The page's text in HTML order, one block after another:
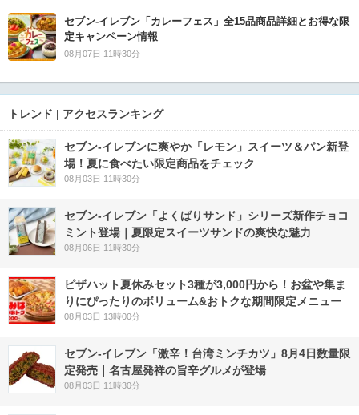
セブン‐イレブン「カレーフェス」全15品商品詳細とお得な限
定キャンペーン情報
08月07日 11時30分
トレンド | アクセスランキング
セブン‐イレブンに爽やか「レモン」スイーツ＆パン新登
場！夏に食べたい限定商品をチェック
08月03日 11時30分
セブン‐イレブン「よくばりサンド」シリーズ新作チョコ
ミント登場｜夏限定スイーツサンドの爽快な魅力
08月06日 11時30分
ピザハット夏休みセット3種が3,000円から！お盆や集ま
りにぴったりのボリューム&おトクな期間限定メニュー
08月03日 13時00分
セブン-イレブン「激辛！台湾ミンチカツ」8月4日数量限
定発売｜名古屋発祥の旨辛グルメが登場
08月03日 11時30分